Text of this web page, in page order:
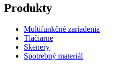
Produkty
Multifunkčné zariadenia
Tlačiarne
Skenery
Spotrebný materiál